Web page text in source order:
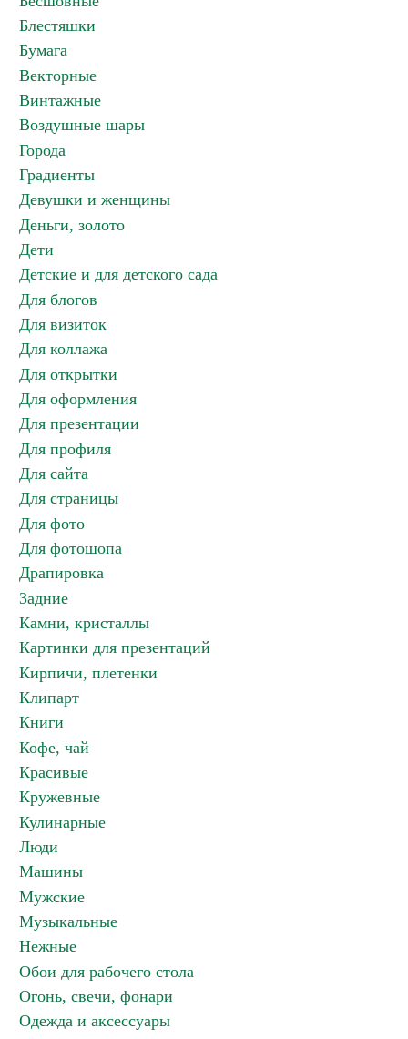
Блестяшки
Бумага
Векторные
Винтажные
Воздушные шары
Города
Градиенты
Девушки и женщины
Деньги, золото
Дети
Детские и для детского сада
Для блогов
Для визиток
Для коллажа
Для открытки
Для оформления
Для презентации
Для профиля
Для сайта
Для страницы
Для фото
Для фотошопа
Драпировка
Задние
Камни, кристаллы
Картинки для презентаций
Кирпичи, плетенки
Клипарт
Книги
Кофе, чай
Красивые
Кружевные
Кулинарные
Люди
Машины
Мужские
Музыкальные
Нежные
Обои для рабочего стола
Огонь, свечи, фонари
Одежда и аксессуары